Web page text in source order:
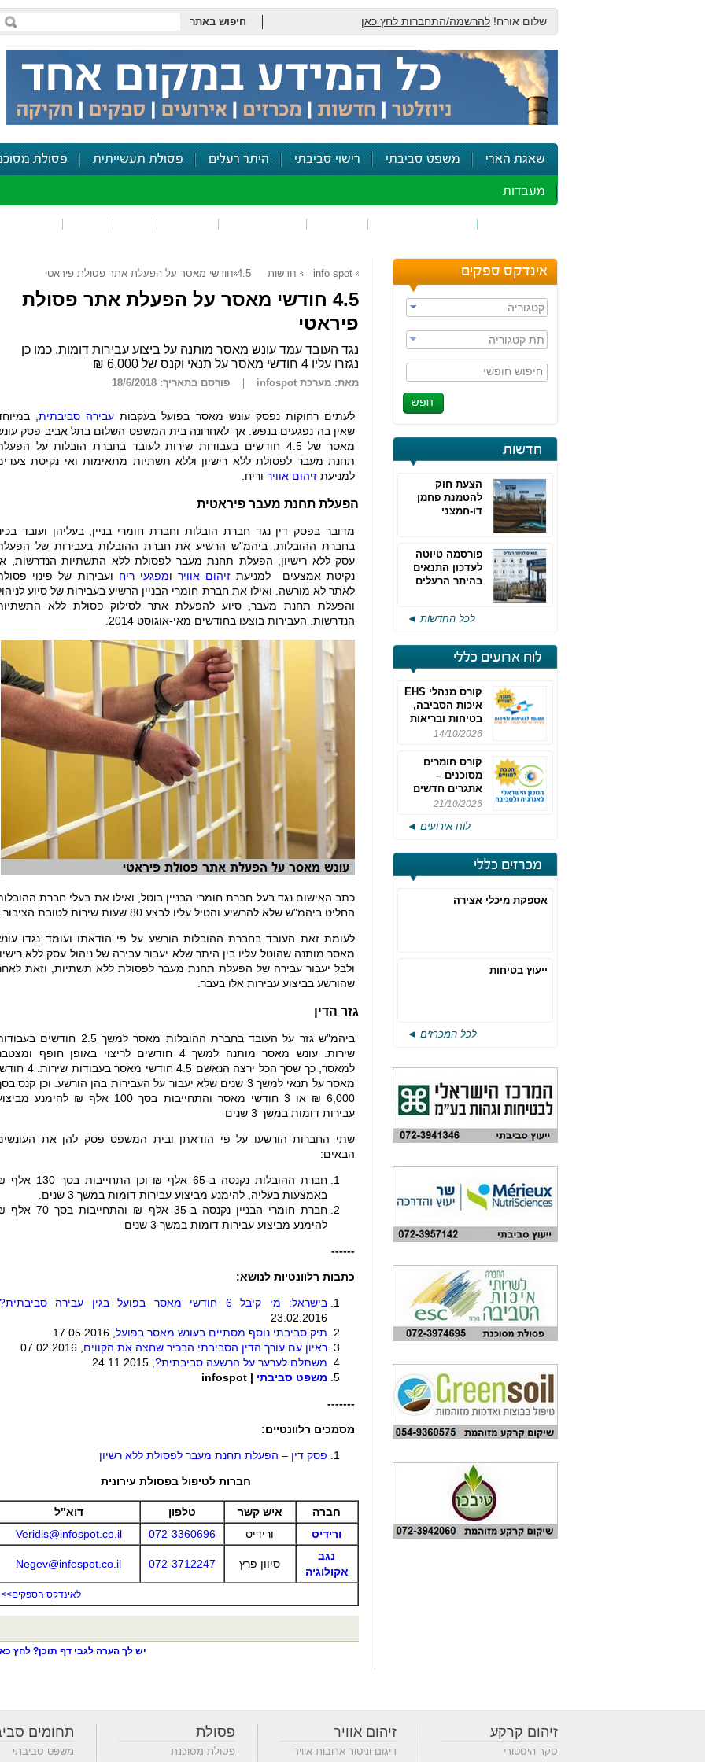
שלום אורח! להרשמה/התחברות לחץ כאן חיפוש באתר
שאגת הארי משפט סביבתי רישוי סביבתי היתר רעלים פסולת תעשייתית פסולת
מעבדות
אינדקס ספקים
קטגוריה
תת קטגוריה
חיפוש חופשי
חדשות
הצעת חוק
להטמנת פחמן
דו-חמצני
פורסמה טיוטה
לעדכון התנאים
בהיתר הרעלים
לכל החדשות ◄
לוח ארועים כללי
קורס מנהלי EHS
איכות הסביבה,
בטיחות ובריאות
תעסוקתית
14/10/2026
קורס חומרים
מסוכנים –
אתגרים חדשים
והערכות לחוק
מחזור 4
21/10/2026
לוח אירועים ◄
מכרזים כללי
אספקת מיכלי אצירה
ייעוץ בטיחות
לכל המכרזים ◄
info spot חדשות 4.5 חודשי מאסר על הפעלת אתר פסולת פיראטי
4.5 חודשי מאסר על הפעלת אתר פסולת
פיראטי
נגד העובד עמד עונש מאסר מותנה על ביצוע עבירות דומות. כמו כן
נגזרו עליו 4 חודשי מאסר על תנאי וקנס של 6,000 ₪
מאת: מערכת infospot פורסם בתאריך: 18/6/2018
לעתים רחוקות נפסק עונש מאסר בפועל בעקבות עבירה סביבתית,
שאין בה נפגעים בנפש. אך לאחרונה בית המשפט השלום בתל אביב פסק
מאסר של 4.5 חודשים בעבודות שירות לעובד בחברת הובלות על
תחנת מעבר לפסולת ללא רישיון וללא תשתיות מתאימות ואי נקיטת
למניעת זיהום אוויר וריח
הפעלת תחנת מעבר פיראטית
מדובר בפסק דין נגד חברת הובלות וחברת חומרי בניין, בעליהן ועובד
בחברת ההובלות. ביהמ"ש הרשיע את חברת ההובלות בעבירות של
עסק ללא רישיון, הפעלת תחנת מעבר לפסולת ללא התשתיות הנדרשות,
נקיטת אמצעים למניעת זיהום אווירומפגעי ריח ועבירות של פינוי
לאתר לא מורשה. ואילו את חברת חומרי הבניין הרשיע בעבירות של סיוע
והפעלת תחנת מעבר, סיוע להפעלת אתר לסילוק פסולת ללא
הנדרשות. העבירות בוצעו בחודשים מאי-אוגוסט 2014.
כתב האישום נגד בעל חברת חומרי הבניין בוטל, ואילו את בעלי חברת
החליט ביהמ"ש שלא להרשיע והטיל עליו לבצע 80 שעות שירות לטובת הציבור.
לעומת זאת העובד בחברת ההובלות הורשע על פי הודאתו ועומד נגדו
מאסר מותנה שהוטל עליו בין היתר שלא יעבור עבירה של ניהול עסק ללא
ולבל יעבור עבירה של הפעלת תחנת מעבר לפסולת ללא תשתיות, וזאת
שהורשע בביצוע עבירות אלו בעבר.
גזר הדין
ביהמ"ש גזר על העובד בחברת ההובלות מאסר למשך 2.5 חודשים
שירות. עונש מאסר מותנה למשך 4 חודשים לריצוי באופן חופף
למאסר, כך שסך הכל ירצה הנאשם 4.5 חודשי מאסר בעבודות
מאסר על תנאי למשך 3 שנים שלא יעבור על העבירות בהן הורשע. וכן קנס
6,000 ₪ או 3 חודשי מאסר והתחייבות בסך 100 אלף ₪ להימנע
עבירות דומות במשך 3 שנים
שתי החברות הורשעו על פי הודאתן ובית המשפט פסק להן את
הבאים:
חברת ההובלות נקנסה ב-65 אלף ₪ וכן התחייבות בסך
באמצעות בעליה, להימנע מביצוע עבירות דומות במשך 3 שנים.
חברת חומרי הבניין נקנסה ב-35 אלף ₪ והתחייבות בסך
להימנע מביצוע עבירות דומות במשך 3 שנים
------
כתבות רלוונטיות לנושא:
בישראל: מי קיבל 6 חודשי מאסר בפועל בגין עבירה סביבתית
?
23.02.2016
תיק סביבתי נוסף מסתיים בעונש מאסר בפועל
ראיון עם עורך הדין הסביבתי הבכיר שחצה את הקווים
משתלם לערער על הרשעה סביבתית?
משפט סביבתי |
infospot
-------
מסמכים רלוונטיים:
פסק דין – הפעלת תחנת מעבר לפסולת ללא רשיון
חברות לטיפול בפסולת עירונית
חברה איש קשר טלפון
דוא"ל
ורידיס
ורידיס 072-3360696
Veridis@infospot.co.il
נגב
אקולוגיה
סיוון פרץ 072-3712247
Negev@infospot.co.il
לאינדקס הספקים>>
יש לך הערה לגבי דף תוכן? לחץ
זיהום קרקע
סקר היסטורי
זיהום אוויר
דיגום וניטור ארובות אוויר
פסולת
פסולת מסוכנת
תחומים
משפט סביבתי